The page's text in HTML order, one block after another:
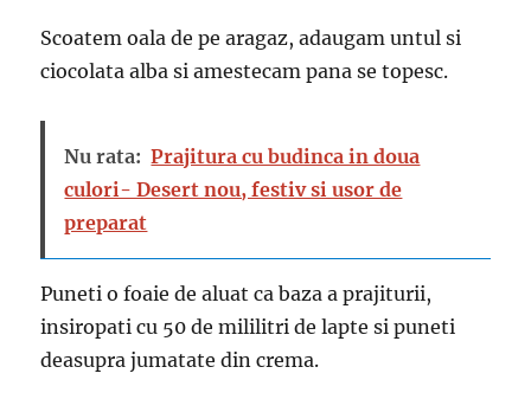
Scoatem oala de pe aragaz, adaugam untul si
ciocolata alba si amestecam pana se topesc.
Nu rata: Prajitura cu budinca in doua
culori- Desert nou, festiv si usor de
preparat
Puneti o foaie de aluat ca baza a prajiturii,
insiropati cu 50 de mililitri de lapte si puneti
deasupra jumatate din crema.